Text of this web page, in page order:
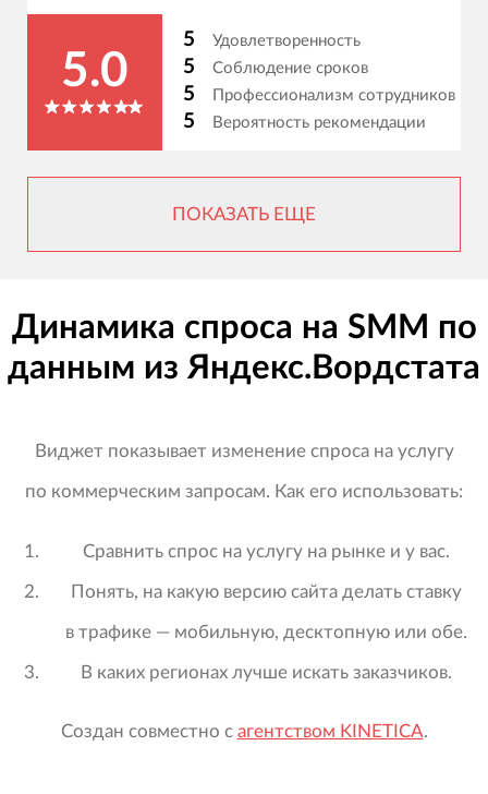
5.0
5 Удовлетворенность
5 Соблюдение сроков
5 Профессионализм сотрудников
5 Вероятность рекомендации
ПОКАЗАТЬ ЕЩЕ
Динамика спроса на SMM по
данным из Яндекс.Вордстата
Виджет показывает изменение спроса на услугу
по коммерческим запросам. Как его использовать:
Сравнить спрос на услугу на рынке и у вас.
Понять, на какую версию сайта делать ставку
в трафике — мобильную, десктопную или обе.
В каких регионах лучше искать заказчиков.
Создан совместно с агентством KINETICA.